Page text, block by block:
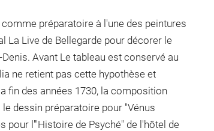
préparatoire à l'une des peintures
La Live de Bellegarde pour décorer le
Avant Le tableau est conservé au
ne retient pas cette hypothèse et
fin des années 1730, la composition
dessin préparatoire pour "Vénus
pour l'"Histoire de Psyché" de l'hôtel de